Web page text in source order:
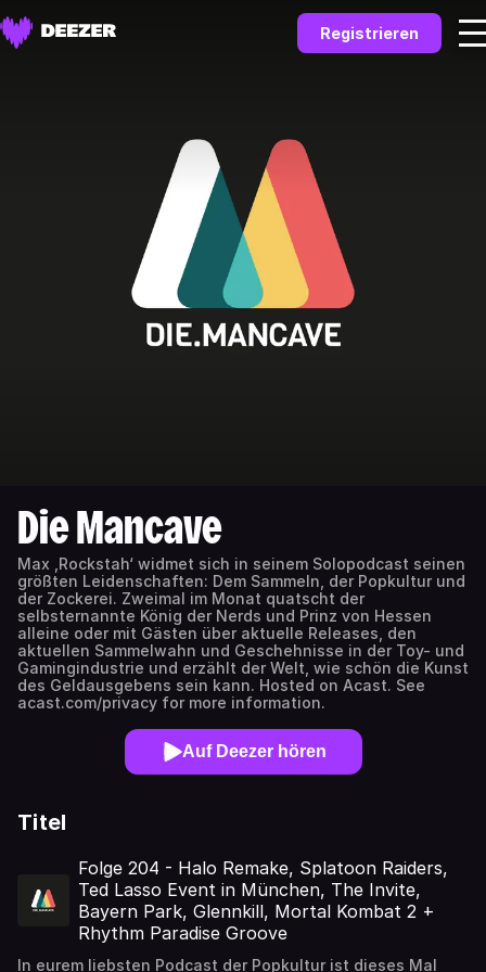
Registrieren
Die Mancave
Max ‚Rockstah‘ widmet sich in seinem Solopodcast seinen
größten Leidenschaften: Dem Sammeln, der Popkultur und
der Zockerei. Zweimal im Monat quatscht der
selbsternannte König der Nerds und Prinz von Hessen
alleine oder mit Gästen über aktuelle Releases, den
aktuellen Sammelwahn und Geschehnisse in der Toy- und
Gamingindustrie und erzählt der Welt, wie schön die Kunst
des Geldausgebens sein kann. Hosted on Acast. See
acast.com/privacy for more information.
Auf Deezer hören
Titel
Folge 204 - Halo Remake, Splatoon Raiders,
Ted Lasso Event in München, The Invite,
Bayern Park, Glennkill, Mortal Kombat 2 +
Rhythm Paradise Groove
In eurem liebsten Podcast der Popkultur ist dieses Mal